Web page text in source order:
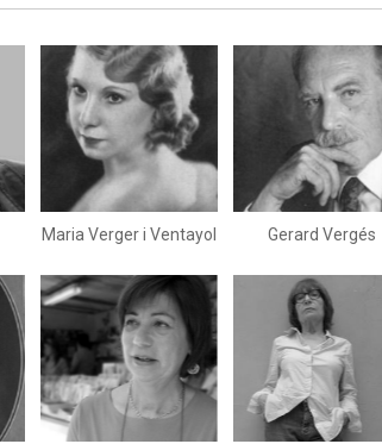
Maria Verger i Ventayol Gerard Vergés